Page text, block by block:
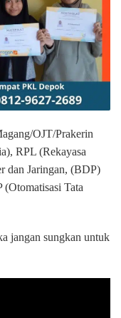
OJT/Prakerin
RPL (Rekayasa
dan Jaringan, (BDP)
(Otomatisasi Tata
jangan sungkan untuk